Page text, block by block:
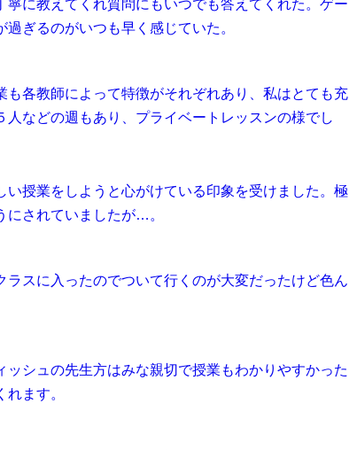
寧に教えてくれ質問にもいつでも答えてくれた。ゲー
ぎるのがいつも早く感じていた。
も各教師によって特徴がそれぞれあり、私はとても充
などの週もあり、プライベートレッスンの様でし
い授業をしようと心がけている印象を受けました。極
にされていましたが…。
ラスに入ったのでついて行くのが大変だったけど色ん
ッシュの先生方はみな親切で授業もわかりやすかった
ます。